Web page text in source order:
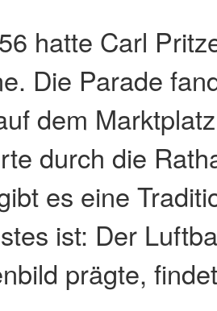
hatte Carl
Die Parade
dem
durch die
es eine
ist: Der
prägte,